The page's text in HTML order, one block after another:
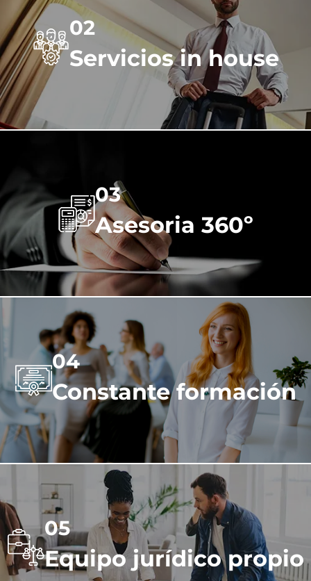
02
Servicios in house
03
Asesoria 360º
04
Constante formación
05
Equipo jurídico propio